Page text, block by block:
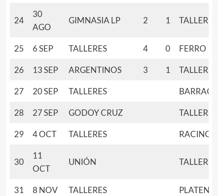
24
30
AGO
GIMNASIA LP 2 1 TALLERES
25 6 SEP TALLERES 4 0 FERRO
26 13 SEP ARGENTINOS 3 1 TALLERES
27 20 SEP TALLERES
28 27 SEP GODOY CRUZ TALLERES
29 4 OCT TALLERES RACING
30
11
OCT
UNIÓN TALLERES
31 8 NOV TALLERES